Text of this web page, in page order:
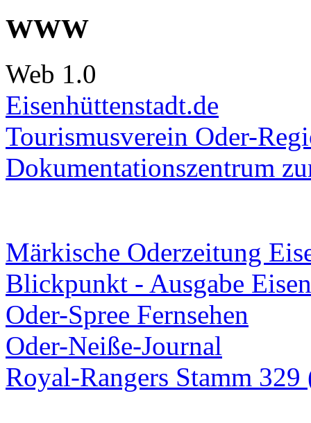
WWW
Web 1.0
Eisenhüttenstadt.de
Tourismusverein Oder-
Dokumentationszentrum
Märkische Oderzeitung
Blickpunkt - Ausgabe
Oder-Spree Fernsehen
Oder-Neiße-Journal
Royal-Rangers Stamm